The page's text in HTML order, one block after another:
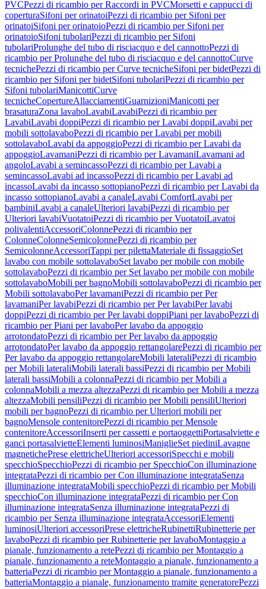
PVCPezzi di ricambio per Raccordi in PVCMorsetti e cappucci di
coperturaSifoni per orinatoiPezzi di ricambio per Sifoni per
orinatoiSifoni per orinatoioPezzi di ricambio per Sifoni per
orinatoioSifoni tubolariPezzi di ricambio per Sifoni
tubolariProlunghe del tubo di risciacquo e del cannottoPezzi di
ricambio per Prolunghe del tubo di risciacquo e del cannottoCurve
tecnichePezzi di ricambio per Curve tecnicheSifoni per bidetPezzi di
ricambio per Sifoni per bidetSifoni tubolariPezzi di ricambio per
Sifoni tubolariManicottiCurve
tecnicheCopertureAllacciamentiGuarnizioniManicotti per
brasaturaZona lavaboLavabiLavabiPezzi di ricambio per
LavabiLavabi doppiPezzi di ricambio per Lavabi doppiLavabi per
mobili sottolavaboPezzi di ricambio per Lavabi per mobili
sottolavaboLavabi da appoggioPezzi di ricambio per Lavabi da
appoggioLavamaniPezzi di ricambio per LavamaniLavamani ad
angoloLavabi a semincassoPezzi di ricambio per Lavabi a
semincassoLavabi ad incassoPezzi di ricambio per Lavabi ad
incassoLavabi da incasso sottopianoPezzi di ricambio per Lavabi da
incasso sottopianoLavabi a canaleLavabi ComfortLavabi per
bambiniLavabi a canaleUlteriori lavabiPezzi di ricambio per
Ulteriori lavabiVuotatoiPezzi di ricambio per VuotatoiLavatoi
polivalentiAccessoriColonnePezzi di ricambio per
ColonneColonneSemicolonnePezzi di ricambio per
SemicolonneAccessoriTappi per pilettaMateriale di fissaggioSet
lavabo con mobile sottolavaboSet lavabo per mobile con mobile
sottolavaboPezzi di ricambio per Set lavabo per mobile con mobile
sottolavaboMobili per bagnoMobili sottolavaboPezzi di ricambio per
Mobili sottolavaboPer lavamaniPezzi di ricambio per Per
lavamaniPer lavabiPezzi di ricambio per Per lavabiPer lavabi
doppiPezzi di ricambio per Per lavabi doppiPiani per lavaboPezzi di
ricambio per Piani per lavaboPer lavabo da appoggio
arrotondatoPezzi di ricambio per Per lavabo da appoggio
arrotondatoPer lavabo da appoggio rettangolarePezzi di ricambio per
Per lavabo da appoggio rettangolareMobili lateraliPezzi di ricambio
per Mobili lateraliMobili laterali bassiPezzi di ricambio per Mobili
laterali bassiMobili a colonnaPezzi di ricambio per Mobili a
colonnaMobili a mezza altezzaPezzi di ricambio per Mobili a mezza
altezzaMobili pensiliPezzi di ricambio per Mobili pensiliUlteriori
mobili per bagnoPezzi di ricambio per Ulteriori mobili per
bagnoMensole contenitorePezzi di ricambio per Mensole
contenitoreAccessoriInserti per cassetti e portaoggettiPortasalviette e
ganci portasalvietteElementi luminosiManiglieSet piediniLavagne
magnetichePrese elettricheUlteriori accessoriSpecchi e mobili
specchioSpecchioPezzi di ricambio per SpecchioCon illuminazione
integrataPezzi di ricambio per Con illuminazione integrataSenza
illuminazione integrataMobili specchioPezzi di ricambio per Mobili
specchioCon illuminazione integrataPezzi di ricambio per Con
illuminazione integrataSenza illuminazione integrataPezzi di
ricambio per Senza illuminazione integrataAccessoriElementi
luminosiUlteriori accessoriPrese elettricheRubinettiRubinetterie per
lavaboPezzi di ricambio per Rubinetterie per lavaboMontaggio a
pianale, funzionamento a retePezzi di ricambio per Montaggio a
pianale, funzionamento a reteMontaggio a pianale, funzionamento a
batteriaPezzi di ricambio per Montaggio a pianale, funzionamento a
batteriaMontaggio a pianale, funzionamento tramite generatorePezzi